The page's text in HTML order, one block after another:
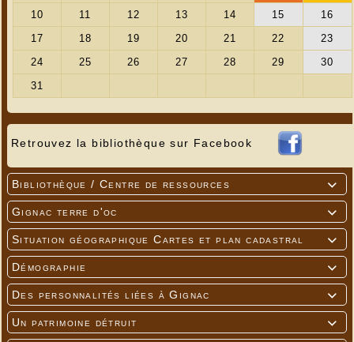
Retrouvez la bibliothèque sur Facebook

Bibliothèque / Centre de ressources

Gignac terre d'oc

Situation géographique Cartes et plan cadastral

Démographie

Des personnalités liées à Gignac

Un patrimoine détruit